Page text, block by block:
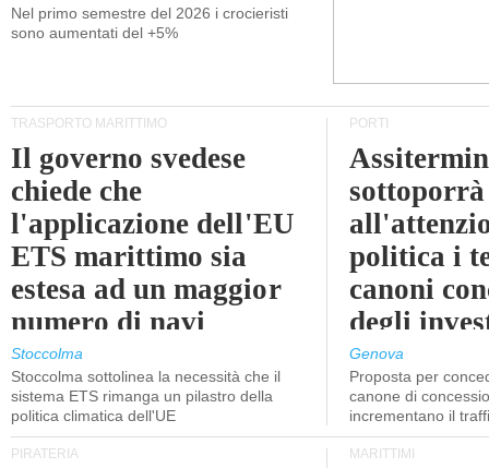
Nel primo semestre del 2026 i crocieristi
sono aumentati del +5%
TRASPORTO MARITTIMO
Il governo svedese
chiede che
l'applicazione dell'EU
ETS marittimo sia
estesa ad un maggior
numero di navi
Stoccolma
Stoccolma sottolinea la necessità che il
sistema ETS rimanga un pilastro della
politica climatica dell'UE
PORTI
sottoporrà
politica i
canoni
degli
Genova
Proposta per
canone di
incrementano il
PIRATERIA MARITTIMI